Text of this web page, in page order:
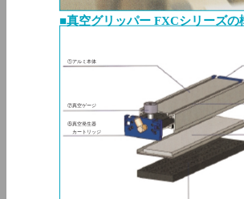
①アルミ本体
⑦真空ゲージ
⑤真空発生器
カートリッジ
■真空グリッパー FXCシリーズの